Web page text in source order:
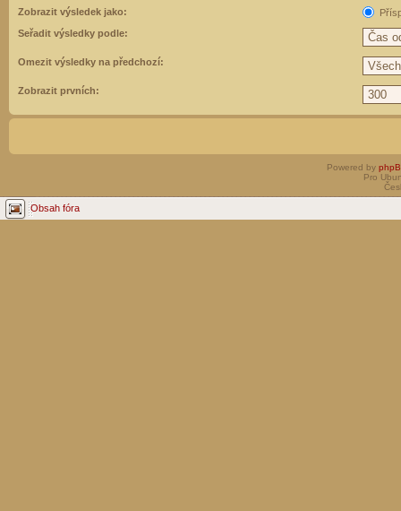
Zobrazit výsledek jako:
Seřadit výsledky podle:
Omezit výsledky na předchozí:
Zobrazit prvních:
Powered by
Pro
Obsah fóra